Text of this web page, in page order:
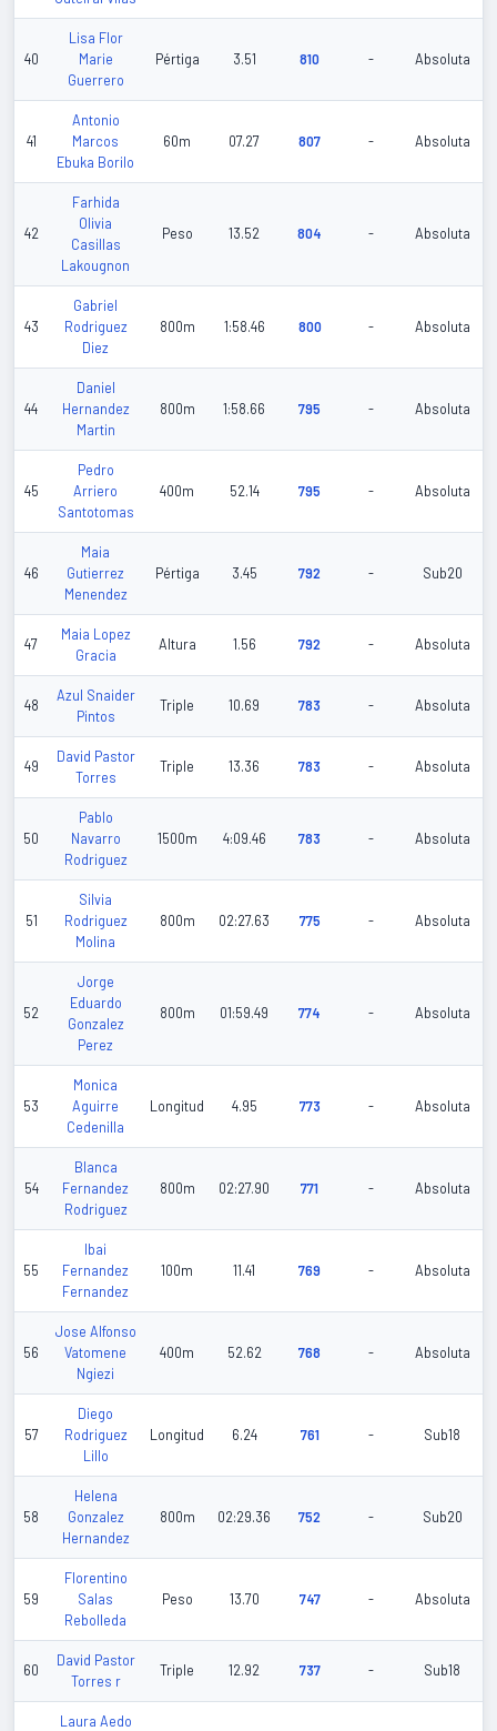
40
Lisa Flor
Marie
Guerrero
Pértiga 3.51 810 - Absoluta
41
Antonio
Marcos
Ebuka Borilo
60m 07.27 807 - Absoluta
42
Farhida
Olivia
Casillas
Lakougnon
Peso 13.52 804 - Absoluta
43
Gabriel
Rodriguez
Diez
800m 1:58.46 800 - Absoluta
44
Daniel
Hernandez
Martin
800m 1:58.66 795 - Absoluta
45
Pedro
Arriero
Santotomas
400m 52.14 795 - Absoluta
46
Maia
Gutierrez
Menendez
Pértiga 3.45 792 - Sub20
47
Maia Lopez
Gracia
Altura 1.56 792 - Absoluta
48
Azul Snaider
Pintos
Triple 10.69 783 - Absoluta
49
David Pastor
Torres
Triple 13.36 783 - Absoluta
50
Pablo
Navarro
Rodriguez
1500m 4:09.46 783 - Absoluta
51
Silvia
Rodriguez
Molina
800m 02:27.63 775 - Absoluta
52
Jorge
Eduardo
Gonzalez
Perez
800m 01:59.49 774 - Absoluta
53
Monica
Aguirre
Cedenilla
Longitud 4.95 773 - Absoluta
54
Blanca
Fernandez
Rodriguez
800m 02:27.90 771 - Absoluta
55
Ibai
Fernandez
Fernandez
100m 11.41 769 - Absoluta
56
Jose Alfonso
Vatomene
Ngiezi
400m 52.62 768 - Absoluta
57
Diego
Rodriguez
Lillo
Longitud 6.24 761 - Sub18
58
Helena
Gonzalez
Hernandez
800m 02:29.36 752 - Sub20
59
Florentino
Salas
Rebolleda
Peso 13.70 747 - Absoluta
60
David Pastor
Torres r
Triple 12.92 737 - Sub18
Laura Aedo